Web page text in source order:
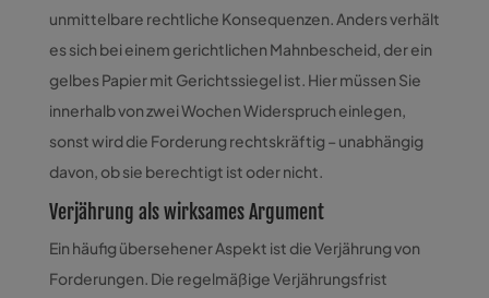
unmittelbare rechtliche Konsequenzen. Anders verhält
es sich bei einem gerichtlichen Mahnbescheid, der ein
gelbes Papier mit Gerichtssiegel ist. Hier müssen Sie
innerhalb von zwei Wochen Widerspruch einlegen,
sonst wird die Forderung rechtskräftig – unabhängig
davon, ob sie berechtigt ist oder nicht.
Verjährung als wirksames Argument
Ein häufig übersehener Aspekt ist die Verjährung von
Forderungen. Die regelmäßige Verjährungsfrist